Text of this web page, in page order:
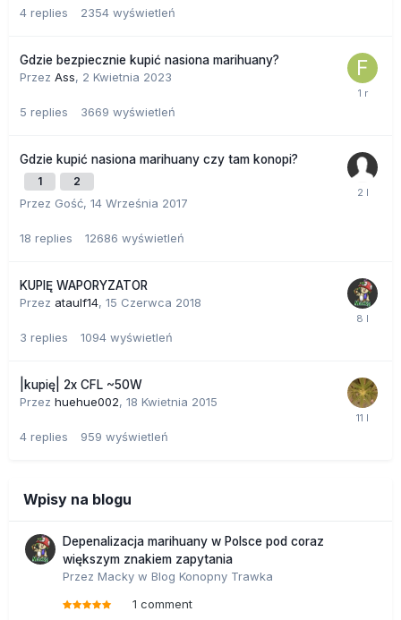
4 replies 2354 wyświetleń
Gdzie bezpiecznie kupić nasiona marihuany?
Przez Ass, 2 Kwietnia 2023
5 replies 3669 wyświetleń
Gdzie kupić nasiona marihuany czy tam konopi?
1 2
Przez Gość, 14 Września 2017
18 replies 12686 wyświetleń
KUPIĘ WAPORYZATOR
Przez ataulf14, 15 Czerwca 2018
3 replies 1094 wyświetleń
|kupię| 2x CFL ~50W
Przez huehue002, 18 Kwietnia 2015
4 replies 959 wyświetleń
Wpisy na blogu
Depenalizacja marihuany w Polsce pod coraz
większym znakiem zapytania
Przez Macky w Blog Konopny Trawka
1 comment